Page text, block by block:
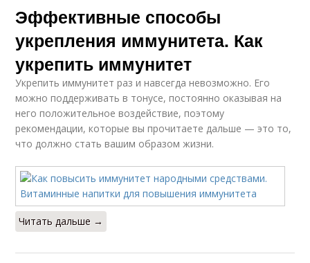
Эффективные способы
укрепления иммунитета. Как
укрепить иммунитет
Укрепить иммунитет раз и навсегда невозможно. Его
можно поддерживать в тонусе, постоянно оказывая на
него положительное воздействие, поэтому
рекомендации, которые вы прочитаете дальше — это то,
что должно стать вашим образом жизни.
Читать дальше →